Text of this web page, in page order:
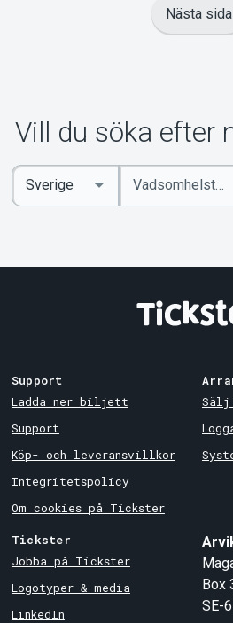
Nästa sida
Vill du söka efter
Ange
sökord
Select
Country
Support
Ladda ner biljett
Support
Köp- och leveransvillkor
Integritetspolicy
Om cookies på Tickster
Sälj
Tickster
Jobba på Tickster
Logotyper & media
LinkedIn
Box
SE-